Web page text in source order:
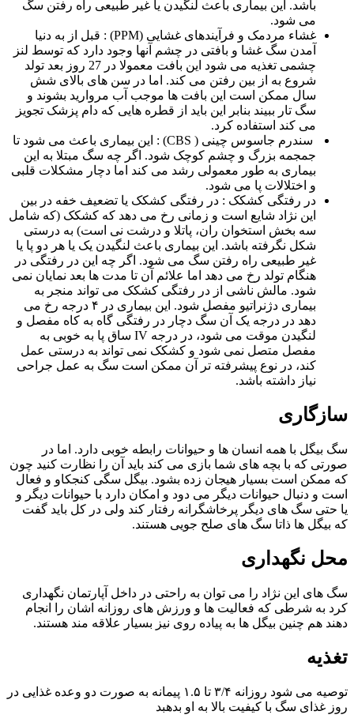
باشد. این بیماری باعث لنگیدن یا غیر طبیعی راه رفتن سگ
می شود.
غشاء مردمک و فرآیندهای غشایی (PPM) : قبل از به دنیا
آمدن سگ غشا و بافتی در چشم آنها وجود دارد که توسط لنز
چشمی تغذیه می شود این بافت معمولا در 27 روز بعد تولد
شروع به از بین رفتن می کند. اما در سن های بالای شش
سال ممکن است این بافت ها موجب آب مروارید بشوند و
سگ تار ببیند بنابر این باید از قطره هایی که دام پزشک تجویز
می کند استفاده کرد.
سندرم جاسوس چینی ( CBS) : این بیماری باعث می شود تا
جمجمه بزرگ و چشم کوچک شود. اگر چه سگ مبتلا به این
بیماری به طور معمولی رشد می کند اما دچار مشکلات قلبی
و اختلالات پا می شود.
در رفتگی کشکک : در رفتگی کشکک یا تضعیف خفه در بین
این نژاد شایع است و زمانی رخ می دهد که کشکک (که شامل
سه بخش استخوان ران، پاتلا و درشت نی است) به درستی
شکل نگرفته باشد. این بیماری باعث لنگیدن یک یا هر دو پا یا
غیر طبیعی راه رفتن سگ می شود. اگر چه این در رفتگی در
هنگام تولد رخ می دهد اما علائم آن تا مدت ها بعد نمایان نمی
شود. مالش ناشی از در رفتگی کشکک می تواند منجر به
بیماری دژنراتیو مفصل شود. این بیماری در ۴ درجه رخ می
دهد در درجه یک آن سگ دچار در رفتگی گاه به کاه مفصل و
لنگیدن موقت می شود، در درجه IV ساق پا به خوبی به
مفصل متصل نمی شود و کشکک نمی تواند به درستی عمل
کند، در نوع پیشرفته تر آن ممکن است سگ به عمل جراحی
نیاز داشته باشد.
سازگاری
سگ بیگل با همه انسان ها و حیوانات رابطه خوبی دارد. اما در
صورتی که با بچه های شما بازی می کند باید آن را نظارت کنید چون
که ممکن است بسیار هیجان زده بشود. بیگل سگی کنجکاو و فعال
است و دنبال حیوانات دیگر می دود و امکان دارد با حیوانات دیگر و
یا حتی سگ های دیگر پرخاشگرانه رفتار کند ولی در کل باید گفت
که بیگل ها ذاتا سگ های صلح جویی هستند.
محل نگهداری
سگ های این نژاد را می توان به راحتی در داخل آپارتمان نگهداری
کرد به شرطی که فعالیت ها و ورزش های روزانه اشان را انجام
دهند هم چنین بیگل ها به پیاده روی نیز بسیار علاقه مند هستند.
تغذیه
توصیه می شود روزانه ۳/۴ تا ۱.۵ پیمانه به صورت دو وعده غذایی در
روز غذای سگ با کیفیت بالا به او بدهبد